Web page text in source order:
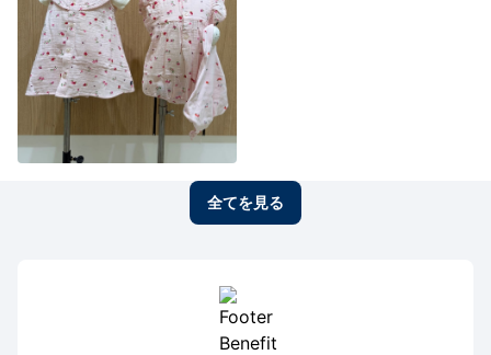
全てを見る